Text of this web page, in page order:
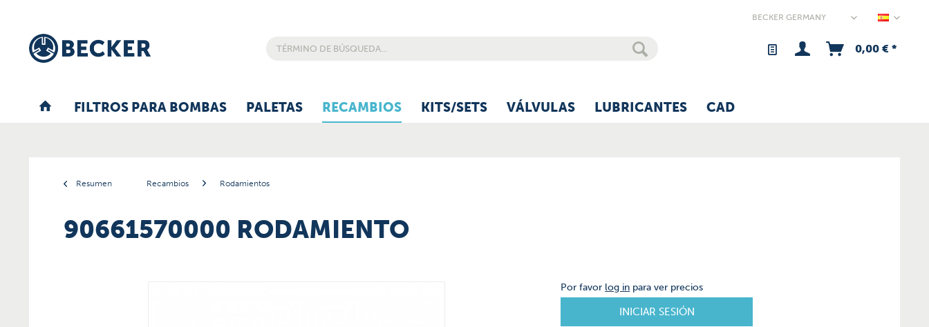
0,00 € *
FILTROS PARA BOMBAS PALETAS RECAMBIOS KITS/SETS VÁLVULAS LUBRICANTES CAD
Resumen Recambios Rodamientos
90661570000 RODAMIENTO
Por favor log in para ver precios
INICIAR SESIÓN